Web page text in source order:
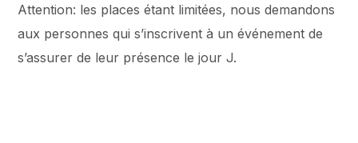
Attention: les places étant limitées, nous demandons
aux personnes qui s’inscrivent à un événement de
s’assurer de leur présence le jour J.